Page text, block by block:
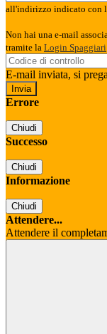
all'indirizzo indicato con
Non hai una e-mail
tramite la Login Spaggiari
E-mail inviata, si
Errore
Chiudi
Successo
Chiudi
Informazione
Chiudi
Attendere...
Attendere il